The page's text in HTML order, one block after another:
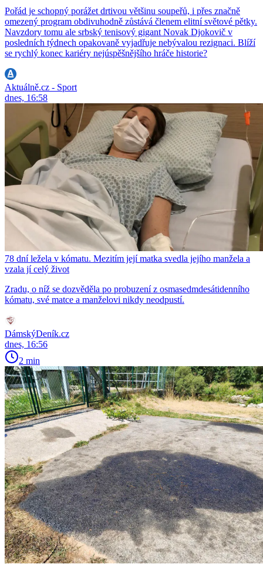
Pořád je schopný porážet drtivou většinu soupeřů, i přes značně
omezený program obdivuhodně zůstává členem elitní světové pětky.
Navzdory tomu ale srbský tenisový gigant Novak Djokovič v
posledních týdnech opakovaně vyjadřuje nebývalou rezignaci. Blíží
se rychlý konec kariéry nejúspěšnějšího hráče historie?
Aktuálně.cz - Sport
dnes, 16:58
78 dní ležela v kómatu. Mezitím její matka svedla jejího manžela a
vzala jí celý život
Zradu, o níž se dozvěděla po probuzení z osmasedmdesátidenního
kómatu, své matce a manželovi nikdy neodpustí.
DámskýDeník.cz
dnes, 16:56
2 min